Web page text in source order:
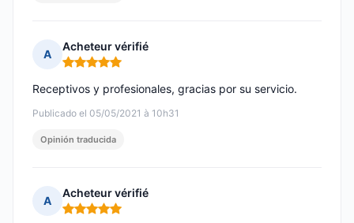
A
Acheteur vérifié
Nota: 5 de 5
Publicado el 05/05/2021 à 10h31
Receptivos y profesionales, gracias por su servicio.
Opinión traducida
A
Acheteur vérifié
Nota: 5 de 5